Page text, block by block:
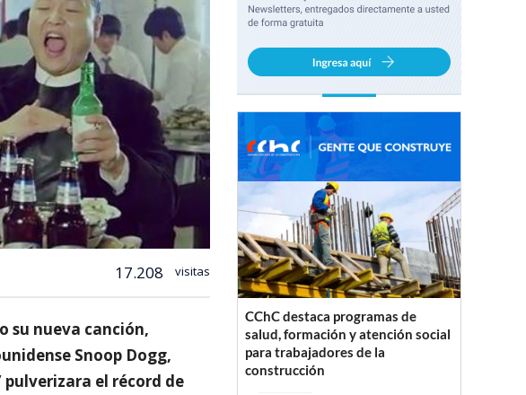
17.208 visitas
su nueva canción,
Snoop Dogg,
pulverizara el récord de
CChC destaca programas de
salud, formación y atención social
para trabajadores de la
construcción